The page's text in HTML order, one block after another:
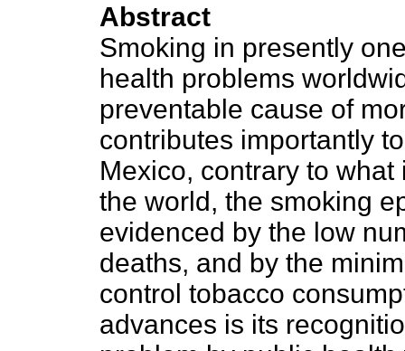
Abstract
Smoking in presently
health problems
preventable cause of
contributes importantly
Mexico, contrary to
the world, the smoking
evidenced by the low
deaths, and by the
control tobacco
advances is its